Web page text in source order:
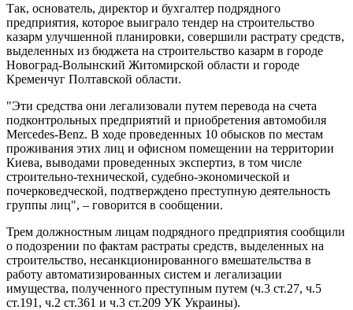
Так, основатель, директор и бухгалтер подрядного
предприятия, которое выиграло тендер на строительство
казарм улучшенной планировки, совершили растрату средств,
выделенных из бюджета на строительство казарм в городе
Новоград-Волынский Житомирской области и городе
Кременчуг Полтавской области.
"Эти средства они легализовали путем перевода на счета
подконтрольных предприятий и приобретения автомобиля
Mercedes-Benz. В ходе проведенных 10 обысков по местам
проживания этих лиц и офисном помещении на территории
Киева, выводами проведенных экспертиз, в том числе
строительно-технической, судебно-экономической и
почерковедческой, подтверждено преступную деятельность
группы лиц", – говорится в сообщении.
Трем должностным лицам подрядного предприятия сообщили
о подозрении по фактам растраты средств, выделенных на
строительство, несанкционированного вмешательства в
работу автоматизированных систем и легализации
имущества, полученного преступным путем (ч.3 ст.27, ч.5
ст.191, ч.2 ст.361 и ч.3 ст.209 УК Украины).